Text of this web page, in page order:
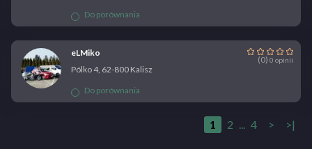
Do porównania
eLMiko
(0) 0 opinii
Pólko 4, 62-800 Kalisz
Do porównania
1 2 ... 4 > >|